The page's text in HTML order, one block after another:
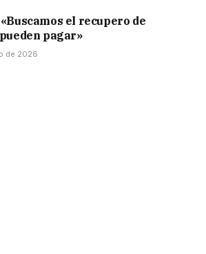
el recupero de
pagar»
de 2026